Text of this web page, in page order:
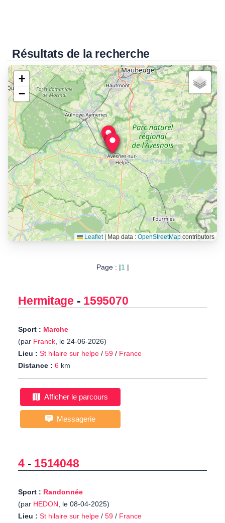
Résultats de la recherche
+
−
Leaflet Map data : OpenStreetMapcontributors
Page : |1|
Hermitage - 1595070
Sport : Marche
(par Franck, le 24-06-2026)
Lieu : St hilaire sur helpe / 59 / France
Distance : 6 km
Afficher le parcours
Messagerie
4- 1514048
Sport : Randonnée
(par HEDON, le 08-04-2025)
Lieu : St hilaire sur helpe / 59 / France